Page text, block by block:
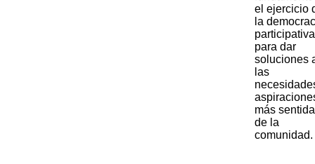
el ejercicio
la
para dar
soluciones
las
más
de la
comunidad.